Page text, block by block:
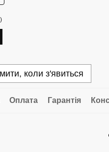
коли з'явиться
Оплата Гарантія